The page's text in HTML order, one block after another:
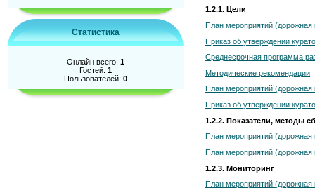
Статистика
Онлайн всего: 1
Гостей: 1
Пользователей: 0
1.2.1. Цели
План мероприятий (дорожная
Приказ об утверждении
Среднесрочная программа
Методические рекомендации
План мероприятий (дорожная
Приказ об утверждении
1.2.2. Показатели, методы
План мероприятий (дорожная
План мероприятий (дорожная
1.2.3. Мониторинг
План мероприятий (дорожная